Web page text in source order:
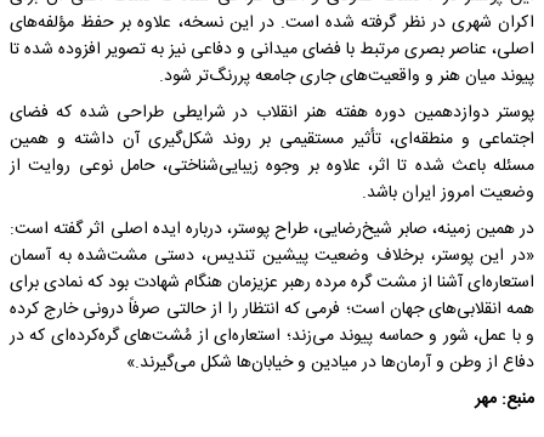
اکران شهری در نظر گرفته شده است. در این نسخه، علاوه بر حفظ مؤلفه‌های
اصلی، عناصر بصری مرتبط با فضای میدانی و دفاعی نیز به تصویر افزوده شده تا
پیوند میان هنر و واقعیت‌های جاری جامعه پررنگ‌تر شود.
پوستر دوازدهمین دوره هفته هنر انقلاب در شرایطی طراحی شده که فضای
اجتماعی و منطقه‌ای، تأثیر مستقیمی بر روند شکل‌گیری آن داشته و همین
مسئله باعث شده تا اثر، علاوه بر وجوه زیبایی‌شناختی، حامل نوعی روایت از
وضعیت امروز ایران باشد.
در همین زمینه، صابر شیخ‌رضایی، طراح پوستر، درباره ایده اصلی اثر گفته است:
«در این پوستر، برخلاف وضعیت پیشین تندیس، دستی مشت‌شده به آسمان
استعاره‌ای آشنا از مشت گره مرده رهبر عزیزمان هنگام شهادت بود که نمادی برای
همه انقلابی‌های جهان است؛ فرمی که انتظار را از حالتی صرفاً درونی خارج کرده
و با عمل، شور و حماسه پیوند می‌زند؛ استعاره‌ای از مُشت‌های گره‌کرده‌ای که در
دفاع از وطن و آرمان‌ها در میادین و خیابان‌ها شکل می‌گیرند.»
منبع: مهر